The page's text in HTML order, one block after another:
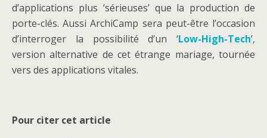
d’applications plus ‘sérieuses’ que la production de
porte-clés. Aussi ArchiCamp sera peut-être l’occasion
d’interroger la possibilité d’un ‘Low-High-Tech’,
version alternative de cet étrange mariage, tournée
vers des applications vitales.
Pour citer cet article